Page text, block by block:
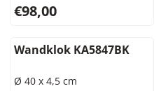
Prijs: 98,00, exclusief btw:
€98,00
Wandklok KA5847BK
Ø 40 x 4,5 cm